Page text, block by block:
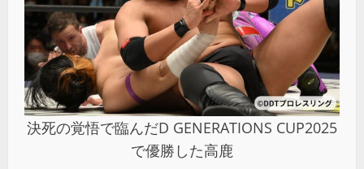
決死の覚悟で臨んだD GENERATIONS CUP2025
で優勝した高鹿